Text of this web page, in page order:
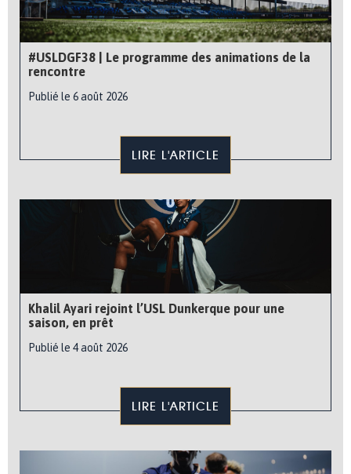
#USLDGF38 | Le programme des animations de la
rencontre
Publié le 6 août 2026
LIRE L'ARTICLE
Khalil Ayari rejoint l’USL Dunkerque pour une
saison, en prêt
Publié le 4 août 2026
LIRE L'ARTICLE